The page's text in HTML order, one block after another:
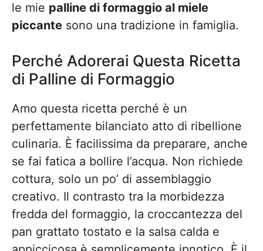
le mie palline di formaggio al miele
piccante sono una tradizione in famiglia.
Perché Adorerai Questa Ricetta
di Palline di Formaggio
Amo questa ricetta perché è un
perfettamente bilanciato atto di ribellione
culinaria. È facilissima da preparare, anche
se fai fatica a bollire l’acqua. Non richiede
cottura, solo un po’ di assemblaggio
creativo. Il contrasto tra la morbidezza
fredda del formaggio, la croccantezza del
pan grattato tostato e la salsa calda e